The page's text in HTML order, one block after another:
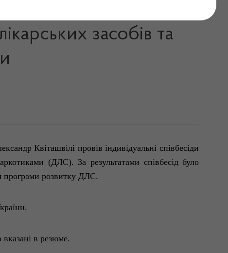
претендентами на
засобів та
Квіташвілі провів індивідуальні співбесіди
(ДЛС). За результатами співбесід було
програми розвитку ДЛС.
.
вказані в резюме.